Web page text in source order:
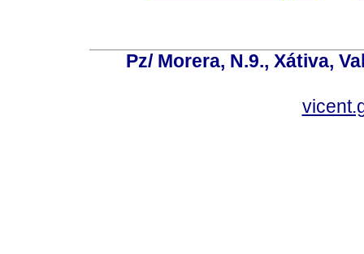
Pz/ Morera, N.9., Xátiva,